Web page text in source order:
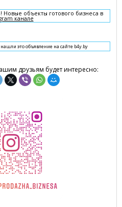
объекты готового бизнеса в
канале
это объявление на сайте b4y.by
друзьям будет интересно: